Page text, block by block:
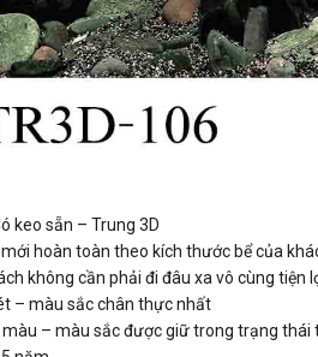
keo sẵn – Trung 3D
hoàn toàn theo kích thước bể của
không cần phải đi đâu xa vô cùng tiện
– màu sắc chân thực nhất
– màu sắc được giữ trong trạng